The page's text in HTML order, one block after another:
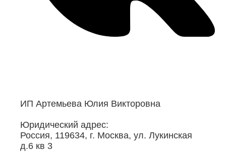
ИП Артемьева Юлия Викторовна
Юридический адрес:
Россия, 119634, г. Москва, ул. Лукинская
д.6 кв 3